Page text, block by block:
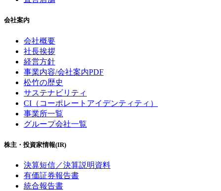
会社案内
会社概要
社長挨拶
経営方針
事業内容/会社案内PDF
松竹の歴史
サステナビリティ
CI（コーポレートアイデンティティ）
事業所一覧
グループ会社一覧
株主・投資家情報(IR)
決算短信／決算説明資料
有価証券報告書
統合報告書